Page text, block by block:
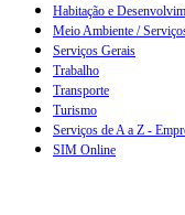
Habitação e
Meio Ambiente /
Serviços Gerais
Trabalho
Transporte
Turismo
Serviços de A a Z -
SIM Online